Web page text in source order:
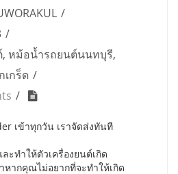
, หม้อน้ำรถยนต์นนทบุรี,
กร็ด
เข้าทุกวัน เราจัดส่งทันที
ะทำให้ตัวเครื่องยนต์เกิด
หากคุณไม่อยากที่จะทำให้เกิด